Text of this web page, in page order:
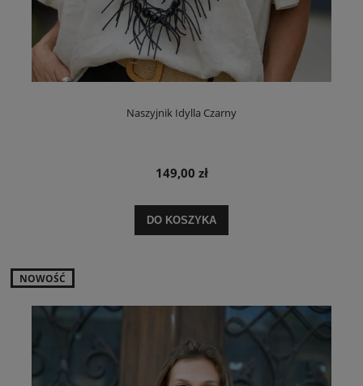
Naszyjnik Idylla Czarny
149,00 zł
DO KOSZYKA
NOWOŚĆ